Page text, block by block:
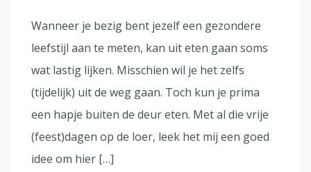
Wanneer je bezig bent jezelf een gezondere
leefstijl aan te meten, kan uit eten gaan soms
wat lastig lijken. Misschien wil je het zelfs
(tijdelijk) uit de weg gaan. Toch kun je prima
een hapje buiten de deur eten. Met al die vrije
(feest)dagen op de loer, leek het mij een goed
idee om hier […]